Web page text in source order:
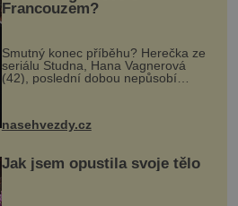
Francouzem?
Smutný konec příběhu? Herečka ze
seriálu Studna, Hana Vagnerová
(42), poslední dobou nepůsobí
nasehvezdy.cz
Jak jsem opustila svoje tělo